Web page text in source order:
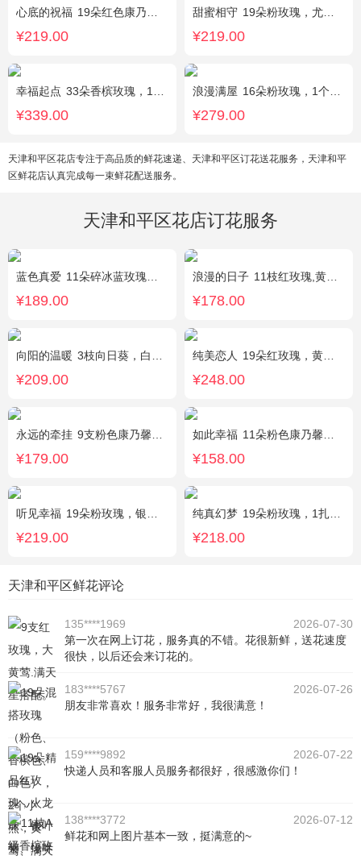
心底的祝福 19朵红色康乃馨，绿叶搭配
¥219.00
甜蜜相守 19朵粉玫瑰，尤加利、小花搭配
¥219.00
幸福起点 33朵香槟玫瑰，1条灯带，满天星、绿叶搭配
¥339.00
浪漫满屋 16朵粉玫瑰，1个粉色绣球，3个乒乓菊，桔梗、绿叶搭配
¥279.00
天津和平区花店专注于高品质的鲜花速递、天津和平区订花送花服务，天津和平
区鲜花店认真完成每一束鲜花配送服务。
天津和平区花店订花服务
蓝色真爱 11朵碎冰蓝玫瑰，尤加利绿叶搭配
¥189.00
浪漫的日子 11枝红玫瑰,黄莺、满天星适量搭配。
¥178.00
向阳的温暖 3枝向日葵，白色洋桔梗、绿叶搭配
¥209.00
纯美恋人 19朵红玫瑰，黄莺、满天星、绿叶适量点缀
¥248.00
永远的牵挂 9支粉色康乃馨，1支多头白百合，搭配黄莺、满天星。
¥179.00
如此幸福 11朵粉色康乃馨，黄莺、满天星搭配。
¥158.00
听见幸福 19朵粉玫瑰，银叶菊间插，搭配满天星
¥219.00
纯真幻梦 19朵粉玫瑰，1扎满天星间插丰满
¥218.00
天津和平区鲜花评论
135****1969
2026-07-30
第一次在网上订花，服务真的不错。花很新鲜，送花速度
很快，以后还会来订花的。
183****5767
2026-07-26
朋友非常喜欢！服务非常好，我很满意！
159****9892
2026-07-22
快递人员和客服人员服务都很好，很感激你们！
138****3772
2026-07-12
鲜花和网上图片基本一致，挺满意的~